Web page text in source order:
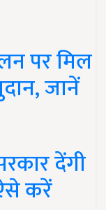
पर मिल
जानें
देंगी
करें